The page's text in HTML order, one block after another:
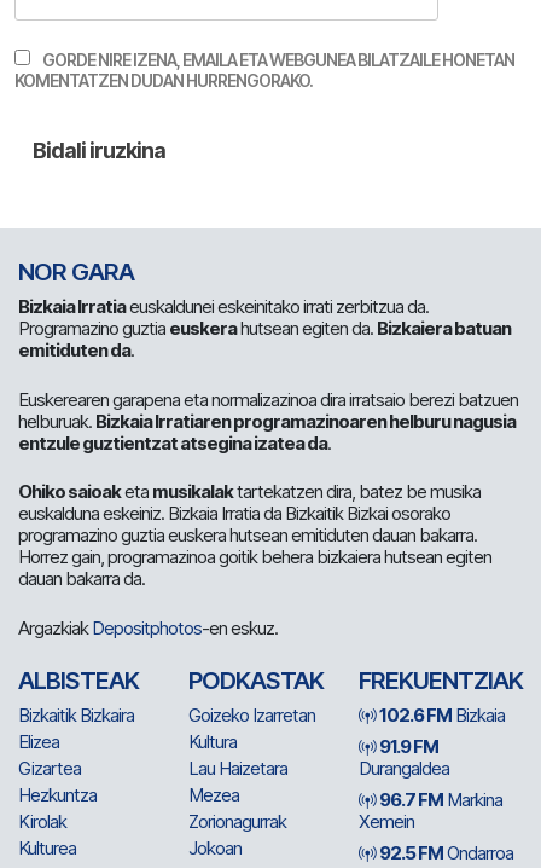
GORDE NIRE IZENA, EMAILA ETA WEBGUNEA BILATZAILE HONETAN
KOMENTATZEN DUDAN HURRENGORAKO.
NOR GARA
Bizkaia Irratiaeuskaldunei eskeinitako irrati zerbitzua da.
Programazino guztia euskerahutsean egiten da. Bizkaiera batuan
emitiduten da.
Euskerearen garapena eta normalizazinoa dira irratsaio berezi batzuen
helburuak. Bizkaia Irratiaren programazinoaren helburu nagusia
entzule guztientzat atsegina izatea da.
Ohiko saioaketa musikalaktartekatzen dira, batez be musika
euskalduna eskeiniz. Bizkaia Irratia da Bizkaitik Bizkai osorako
programazino guztia euskera hutsean emitiduten dauan bakarra.
Horrez gain, programazinoa goitik behera bizkaiera hutsean egiten
dauan bakarra da.
ArgazkiakDepositphotos-en eskuz.
ALBISTEAK
Bizkaitik Bizkaira
Elizea
Gizartea
Hezkuntza
Kirolak
Kulturea
PODKASTAK
Goizeko Izarretan
Kultura
Lau Haizetara
Mezea
Zorionagurrak
Jokoan
FREKUENTZIAK
102.6 FM Bizkaia
91.9 FM
Durangaldea
96.7 FM Markina
Xemein
92.5 FMOndarroa